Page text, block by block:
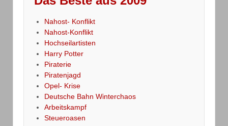
Nahost- Konflikt
Nahost-Konflikt
Hochseilartisten
Harry Potter
Piraterie
Piratenjagd
Opel- Krise
Deutsche Bahn Winterchaos
Arbeitskampf
Steueroasen